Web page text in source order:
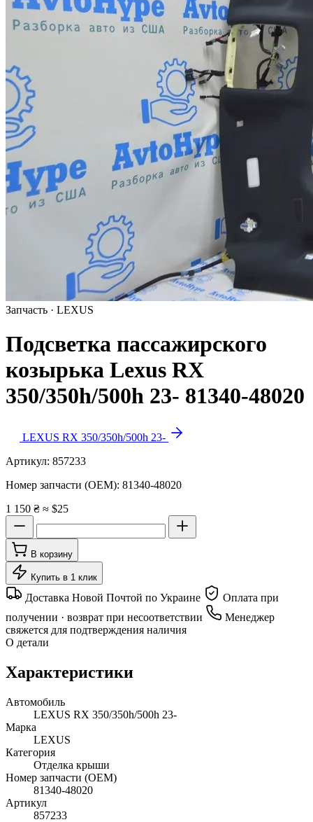
Запчасть · LEXUS
Подсветка пассажирского
козырька Lexus RX
350/350h/500h 23- 81340-48020
LEXUS RX 350/350h/500h 23-
Артикул: 857233
Номер запчасти (OEM): 81340-48020
1 150 ₴ ≈ $25
В корзину
Купить в 1 клик
Доставка Новой Почтой по Украине
Оплата при
получении · возврат при несоответствии
Менеджер
свяжется для подтверждения наличия
О детали
Характеристики
Автомобиль
LEXUS RX 350/350h/500h 23-
Марка
LEXUS
Категория
Отделка крыши
Номер запчасти (OEM)
81340-48020
Артикул
857233